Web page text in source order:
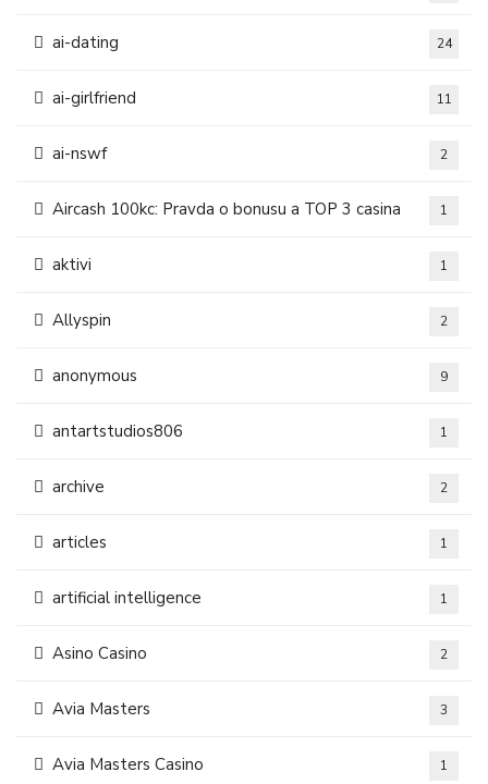
ai-dating 24
ai-girlfriend 11
ai-nswf 2
Aircash 100kc: Pravda o bonusu a TOP 3 casina 1
aktivi 1
Allyspin 2
anonymous 9
antartstudios806 1
archive 2
articles 1
artificial intelligence 1
Asino Casino 2
Avia Masters 3
Avia Masters Casino 1